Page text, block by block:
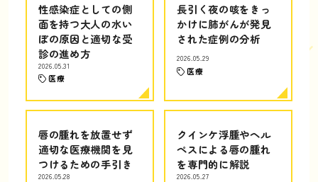
性感染症としての側
面を持つ大人の水い
ぼの原因と適切な受
診の進め方
2026.05.31
医療
長引く夜の咳をきっ
かけに肺がんが発見
された症例の分析
2026.05.29
医療
唇の腫れを放置せず
適切な医療機関を見
つけるための手引き
2026.05.28
クインケ浮腫やヘル
ペスによる唇の腫れ
を専門的に解説
2026.05.27